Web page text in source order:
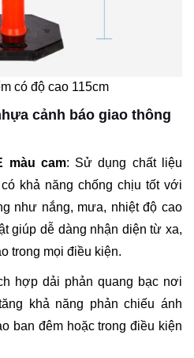
có độ cao 115cm
cảnh báo giao thông
màu cam: Sử dụng chất liệu
khả năng chống chịu tốt với
như nắng, mưa, nhiệt độ cao
giúp dễ dàng nhận diện từ xa,
trong mọi điều kiện.
hợp dải phản quang bạc nơi
khả năng phản chiếu ánh
ban đêm hoặc trong điều kiện